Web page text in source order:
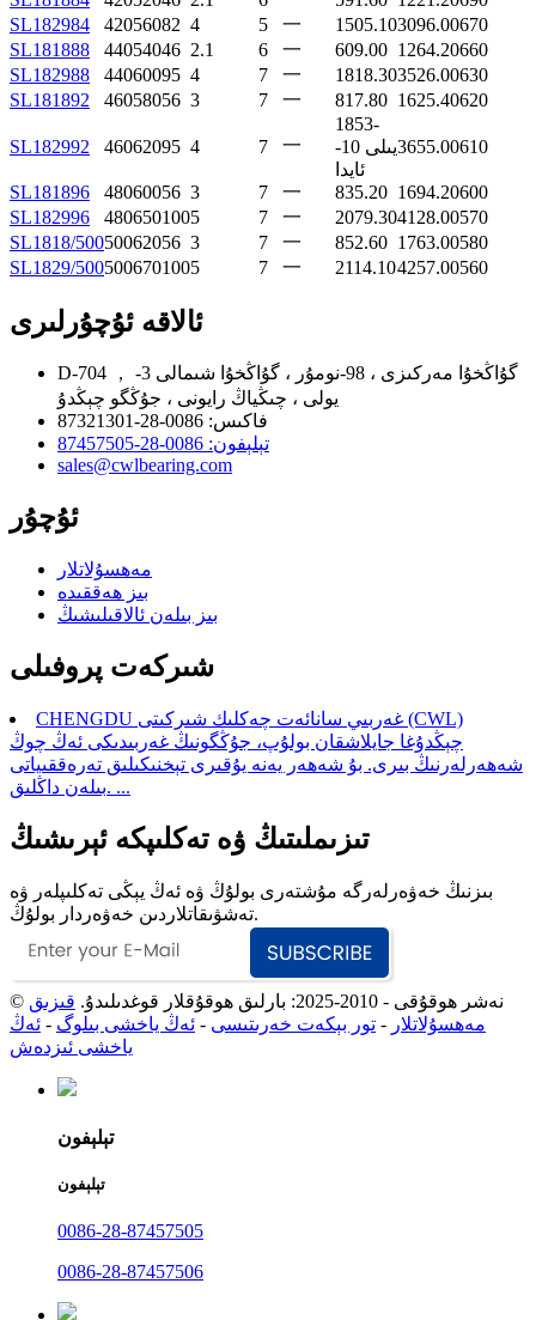
SL182984
42056082 4 5 一 1505.103096.00670
SL181888
44054046 2.1 6 一 609.00 1264.20660
SL182988
44060095 4 7 一 1818.303526.00630
SL181892
46058056 3 7 一 817.80 1625.40620
SL182992 46062095 4 7 一
1853-
يىلى 10-
ئايدا
3655.00610
SL181896 48060056 3 7 一 835.20 1694.20600
SL182996
4806501005 7 一 2079.304128.00570
SL1818/50050062056 3 7 一 852.60 1763.00580
SL1829/5005006701005 7 一 2114.104257.00560
ئالاقە ئۇچۇرلىرى
D-704 ， گۇاڭخۇا مەركىزى ، 98-نومۇر ، گۇاڭخۇا شىمالى 3-
يولى ، چىڭياڭ رايونى ، جۇڭگو چېڭدۇ
فاكىس: 0086-28-87321301
تېلېفون: 0086-28-87457505
sales@cwlbearing.com
ئۇچۇر
مەھسۇلاتلار
بىز ھەققىدە
بىز بىلەن ئالاقىلىشىڭ
شىركەت پروفىلى
CHENGDU غەربىي سانائەت چەكلىك شىركىتى (CWL)
چېڭدۇغا جايلاشقان بولۇپ، جۇڭگونىڭ غەربىدىكى ئەڭ چوڭ
شەھەرلەرنىڭ بىرى. بۇ شەھەر يەنە يۇقىرى تېخنىكىلىق تەرەققىياتى
بىلەن داڭلىق. ...
تىزىملىتىڭ ۋە تەكلىپكە ئېرىشىڭ
بىزنىڭ خەۋەرلەرگە مۇشتەرى بولۇڭ ۋە ئەڭ يېڭى تەكلىپلەر ۋە
تەشۋىقاتلاردىن خەۋەردار بولۇڭ.
© نەشر ھوقۇقى - 2010-2025: بارلىق ھوقۇقلار قوغدىلىدۇ.
قىزىق
مەھسۇلاتلار - تور بېكەت خەرىتىسى - ئەڭ ياخشى بىلوگ - ئەڭ
ياخشى ئىزدەش
تېلېفون
تېلېفون
0086-28-87457505
0086-28-87457506